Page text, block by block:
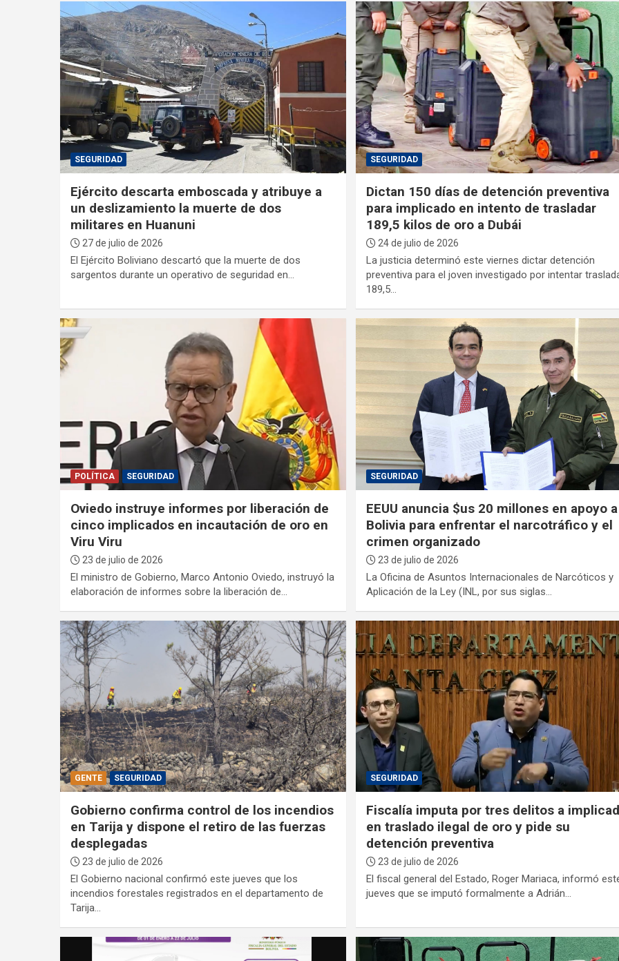
SEGURIDAD
Ejército descarta emboscada y atribuye a
un deslizamiento la muerte de dos
militares en Huanuni
27 de julio de 2026
El Ejército Boliviano descartó que la muerte de dos
sargentos durante un operativo de seguridad en…
SEGURIDAD
Dictan 150 días de detención preventiva
para implicado en intento de trasladar
189,5 kilos de oro a Dubái
24 de julio de 2026
La justicia determinó este viernes dictar detención
preventiva para el joven investigado por intentar
189,5…
POLÍTICA SEGURIDAD
Oviedo instruye informes por liberación de
cinco implicados en incautación de oro en
Viru Viru
23 de julio de 2026
El ministro de Gobierno, Marco Antonio Oviedo, instruyó la
elaboración de informes sobre la liberación de…
SEGURIDAD
EEUU anuncia $us 20 millones en apoyo a
Bolivia para enfrentar el narcotráfico y el
crimen organizado
23 de julio de 2026
La Oficina de Asuntos Internacionales de Narcóticos y
Aplicación de la Ley (INL, por sus siglas…
GENTE SEGURIDAD
Gobierno confirma control de los incendios
en Tarija y dispone el retiro de las fuerzas
desplegadas
23 de julio de 2026
El Gobierno nacional confirmó este jueves que los
incendios forestales registrados en el departamento de
Tarija…
SEGURIDAD
Fiscalía imputa por tres delitos a
en traslado ilegal de oro y pide su
detención preventiva
23 de julio de 2026
El fiscal general del Estado, Roger Mariaca, informó
jueves que se imputó formalmente a Adrián…